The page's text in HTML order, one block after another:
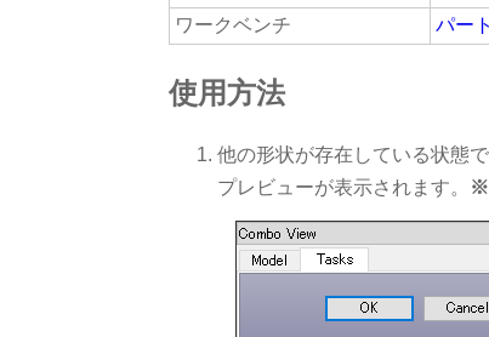
ワークベンチ
パー
使用方法
他の形状が存在している状態
プレビューが表示されます。 ※